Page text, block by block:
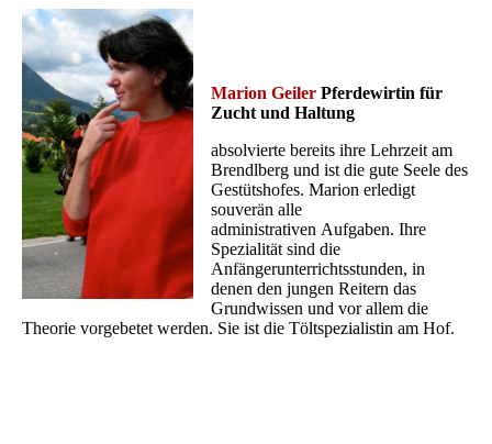
Marion GeilerPferdewirtin für
Zucht und Haltung
absolvierte bereits ihre Lehrzeit am
Brendlberg und ist die gute Seele des
Gestütshofes. Marion erledigt
souverän alle
administrativen Aufgaben. Ihre
Spezialität sind die
Anfängerunterrichtsstunden, in
denen den jungen Reitern das
Grundwissen und vor allem die
Theorie vorgebetet werden. Sie ist die Töltspezialistin am Hof.